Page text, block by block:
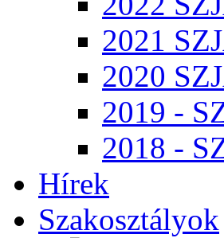
2021
2020
2019 -
2018 -
Hírek
Szakosztályok